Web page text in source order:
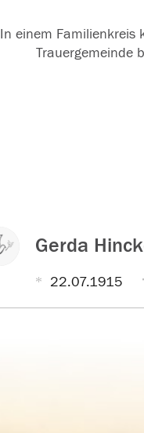
In einem Familienkreis
Trauergemeinde
Gerda
22.07.1915